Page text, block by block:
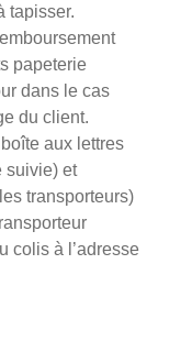
tapisser.
papeterie
dans le cas
du client.
aux lettres
suivie) et
transporteurs)
colis à l’adresse